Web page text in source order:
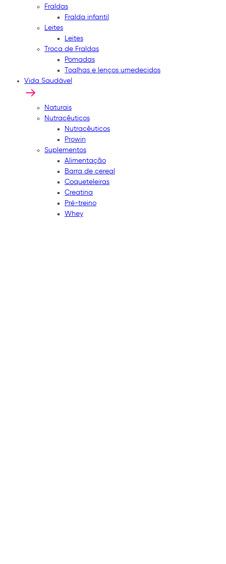
Fraldas
Fralda infantil
Leites
Leites
Troca de Fraldas
Pomadas
Toalhas e lenços umedecidos
Vida Saudável
Naturais
Nutracêuticos
Nutracêuticos
Prowin
Suplementos
Alimentação
Barra de cereal
Coqueteleiras
Creatina
Pré-treino
Whey